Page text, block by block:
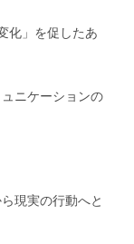
化」を促したあ
ニケーションの
現実の行動へと